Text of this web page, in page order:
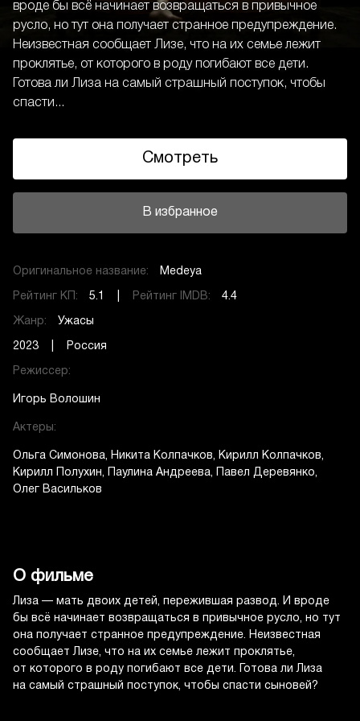
вроде бы всё начинает возвращаться в привычное
русло, но тут она получает странное предупреждение.
Неизвестная сообщает Лизе, что на их семье лежит
проклятье, от которого в роду погибают все дети.
Готова ли Лиза на самый страшный поступок, чтобы
спасти...
Смотреть
В избранное
Оригинальное название: Medeya
Рейтинг КП: 5.1 | Рейтинг IMDB: 4.4
Жанр: Ужасы
2023 | Россия
Режиссер:
Игорь Волошин
Актеры:
Ольга Симонова Никита Колпачков
Кирилл Колпачков
Кирилл Полухин
Паулина Андреева
Павел Деревянко
Олег Васильков
О фильме
Лиза — мать двоих детей, пережившая развод. И вроде
бы всё начинает возвращаться в привычное русло, но тут
она получает странное предупреждение. Неизвестная
сообщает Лизе, что на их семье лежит проклятье,
от которого в роду погибают все дети. Готова ли Лиза
на самый страшный поступок, чтобы спасти сыновей?